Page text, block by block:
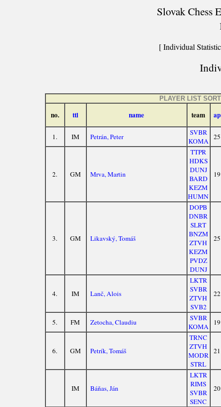
Slovak Chess
[ Individual
PLAYER LIST
no. ttl name team ap
1. IM Petrán, Peter
SVBR
KOMA 25
2. GM Mrva, Martin
TTPR
HDKS
DUNJ
BARD
KEZM
HUMN
19
3. GM Likavský, Tomáš
DOPB
DNBR
SLRT
BNZM
ZTVH
KEZM
PVDZ
DUNJ
25
4. IM Lanč, Alois
LKTR
SVBR
ZTVH
SVB2
22
5. FM Zetocha, Claudiu
SVBR
KOMA
19
6. GM Petrík, Tomáš
TRNC
ZTVH
MODR
STRL
21
IM Báňas, Ján
LKTR
RIMS
SVBR
SENC
20